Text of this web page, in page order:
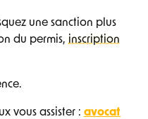
une sanction plus
du permis, inscription
vous assister : avocat